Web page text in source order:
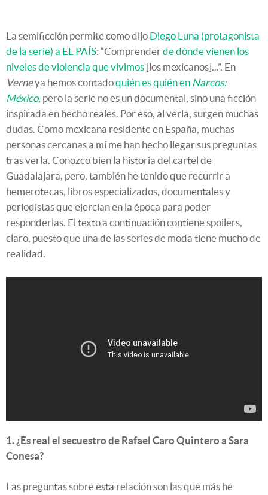
La semificción permite como dijo Diego Luna (protagonista
de la serie) a EL PAÍS: “Comprenderde dónde vienen los
niveles de violencia que vivimos [los mexicanos]...”. En
Verneya hemos contadoquién es quién en Narcos:
México, pero la serie no es un documental, sino una ficción
inspirada en hecho reales. Por eso, al verla, surgen muchas
dudas. Como mexicana residente en España, muchas
personas cercanas a mí me han hecho llegar sus preguntas
tras verla. Conozco bien la historia del cartel de
Guadalajara, pero, también he tenido que recurrir a
hemerotecas, libros especializados, documentales y
periodistas que ejercían en la época para poder
responderlas. El texto a continuación contiene spoilers,
claro, puesto que una de las series de moda tiene mucho de
realidad.
1. ¿Es real el secuestro de Rafael Caro Quintero a Sara
Conesa?
Las preguntas sobre esta relación son las que más he